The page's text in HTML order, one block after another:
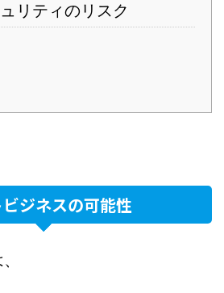
リティのリスク
ジネスの可能性